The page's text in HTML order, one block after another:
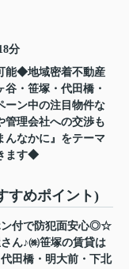
分
能◆地域密着不動産
・笹塚・代田橋・
ーン中の注目物件な
理会社への交渉も
なかに』をテーマ
ます◆
すめポイント)
ン付で防犯面安心◎☆
ん♪㈱笹塚の賃貸は
田橋・明大前・下北